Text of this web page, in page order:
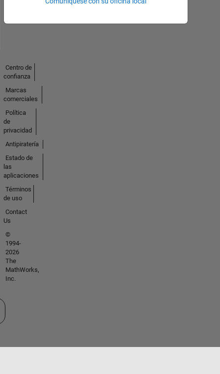
Centro de
confianza
Marcas
comerciales
Política
de
privacidad
Antipiratería
Estado de
las
aplicaciones
Términos
de uso
Contact
Us
©
1994-
2026
The
MathWorks,
Inc.
un país/idioma